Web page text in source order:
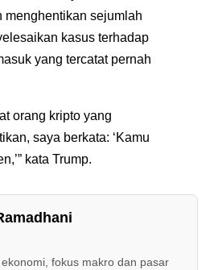
menghentikan sejumlah
kasus terhadap
yang tercatat pernah
orang kripto yang
saya berkata: ‘Kamu
kata Trump.
fokus makro dan pasar